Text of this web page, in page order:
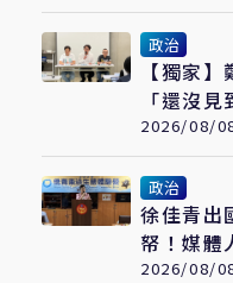
政治
【獨家
「還沒
威人士揭
整合最後
2026/08/
政治
徐佳青出
帑！媒體
「3大荒
2026/08/